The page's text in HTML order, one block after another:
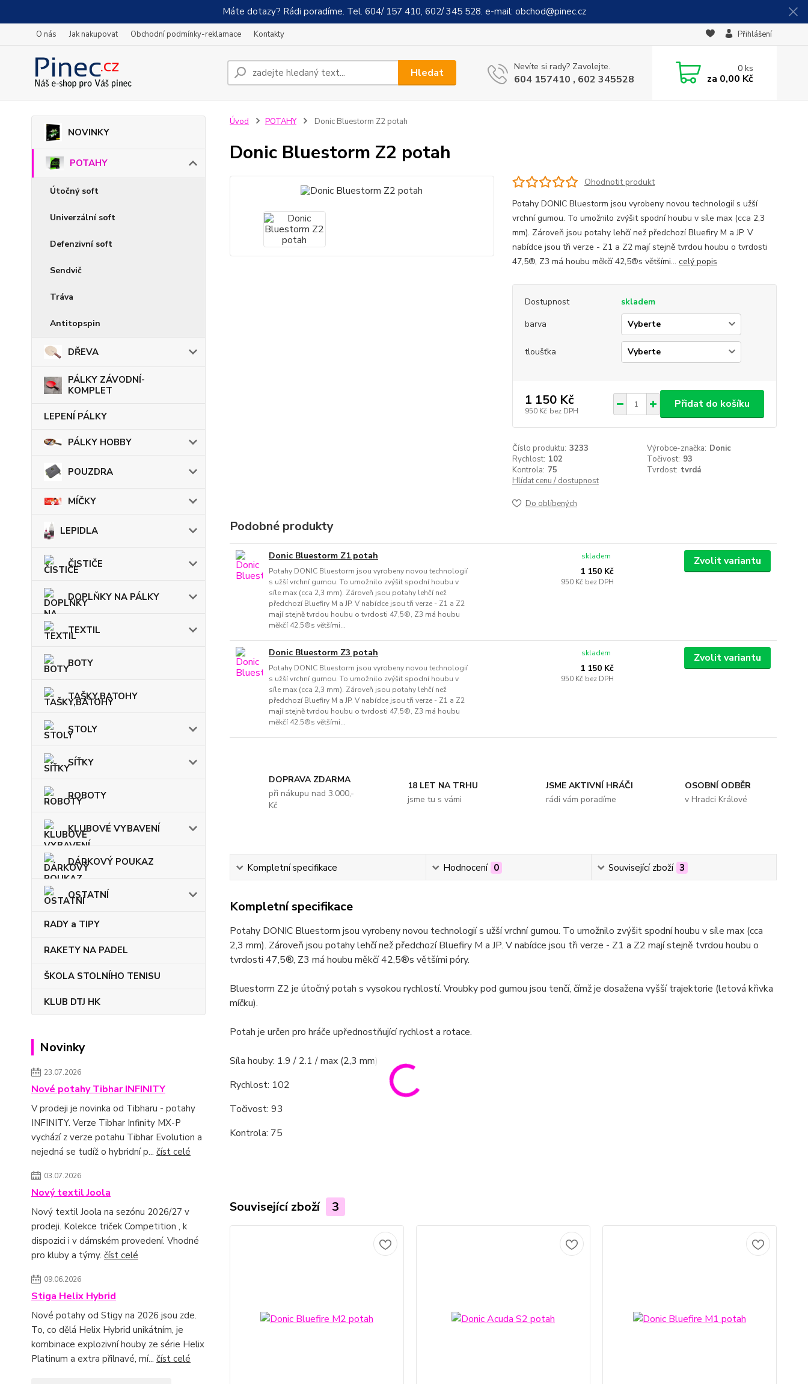
Máte dotazy? Rádi poradíme. Tel. 604/ 157 410, 602/ 345 528. e-mail: obchod@pinec.cz
O nás Jak nakupovat Obchodní podmínky-reklamace Kontakty Přihlášení
Hledat Nevíte si rady? Zavolejte.
604 157410 , 602 345528
0ks
za 0,00 Kč
NOVINKY
POTAHY
Útočný soft
Univerzální soft
Defenzivní soft
Sendvič
Tráva
Antitopspin
DŘEVA
PÁLKY ZÁVODNÍ-
KOMPLET
LEPENÍ PÁLKY
PÁLKY HOBBY
POUZDRA
MÍČKY
LEPIDLA
ČISTIČE
DOPLŇKY NA PÁLKY
TEXTIL
BOTY
TAŠKY,BATOHY
STOLY
SÍŤKY
ROBOTY
KLUBOVÉ VYBAVENÍ
DÁRKOVÝ POUKAZ
OSTATNÍ
RADY a TIPY
RAKETY NA PADEL
ŠKOLA STOLNÍHO TENISU
KLUB DTJ HK
Novinky
23.07.2026
Nové potahy Tibhar INFINITY
V prodeji je novinka od Tibharu - potahy
INFINITY. Verze Tibhar Infinity MX-P
vychází z verze potahu Tibhar Evolution a
nejedná se tudíž o hybridní p... číst celé
03.07.2026
Nový textil Joola
Nový textil Joola na sezónu 2026/27 v
prodeji. Kolekce triček Competition , k
dispozici i v dámském provedení. Vhodné
pro kluby a týmy. číst celé
09.06.2026
Stiga Helix Hybrid
Nové potahy od Stigy na 2026 jsou zde.
To, co dělá Helix Hybrid unikátním, je
kombinace explozivní houby ze série Helix
Platinum a extra přilnavé, mí... číst celé
Úvod POTAHY Donic Bluestorm Z2 potah
Donic Bluestorm Z2 potah
Ohodnotit produkt
Potahy DONIC Bluestorm jsou vyrobeny novou technologií s užší
vrchní gumou. To umožnilo zvýšit spodní houbu v síle max (cca 2,3
mm). Zároveň jsou potahy lehčí než předchozí Bluefiry M a JP. V
nabídce jsou tři verze - Z1 a Z2 mají stejně tvrdou houbu o tvrdosti
47,5®, Z3 má houbu měkčí 42,5®s většími... celý popis
Dostupnost
skladem
barva
tloušťka
1 150 Kč
950 Kč bez DPH
Přidat do košíku
Číslo produktu: 3233 Výrobce-značka: Donic
Rychlost: 102 Točivost: 93
Kontrola: 75 Tvrdost: tvrdá
Hlídat cenu / dostupnost
Do oblíbených
Podobné produkty
Donic Bluestorm Z1 potah
Potahy DONIC Bluestorm jsou vyrobeny novou technologií
s užší vrchní gumou. To umožnilo zvýšit spodní houbu v
síle max (cca 2,3 mm). Zároveň jsou potahy lehčí než
předchozí Bluefiry M a JP. V nabídce jsou tři verze - Z1 a Z2
mají stejně tvrdou houbu o tvrdosti 47,5®, Z3 má houbu
měkčí 42,5®s většími...
1 150 Kč
950 Kč bez DPH
skladem Zvolit variantu
Donic Bluestorm Z3 potah
Potahy DONIC Bluestorm jsou vyrobeny novou technologií
s užší vrchní gumou. To umožnilo zvýšit spodní houbu v
síle max (cca 2,3 mm). Zároveň jsou potahy lehčí než
předchozí Bluefiry M a JP. V nabídce jsou tři verze - Z1 a Z2
mají stejně tvrdou houbu o tvrdosti 47,5®, Z3 má houbu
měkčí 42,5®s většími...
1 150 Kč
950 Kč bez DPH
skladem Zvolit variantu
DOPRAVA ZDARMA
při nákupu nad 3.000,-
Kč
18 LET NA TRHU
jsme tu s vámi
JSME AKTIVNÍ HRÁČI
rádi vám poradíme
OSOBNÍ ODBĚR
v Hradci Králové
Kompletní specifikace Hodnocení 0 Související zboží 3
Kompletní specifikace
Potahy DONIC Bluestorm jsou vyrobeny novou technologií s užší vrchní gumou. To umožnilo zvýšit spodní houbu v síle max (cca
2,3 mm). Zároveň jsou potahy lehčí než předchozí Bluefiry M a JP. V nabídce jsou tři verze - Z1 a Z2 mají stejně tvrdou houbu o
tvrdosti 47,5®, Z3 má houbu měkčí 42,5®s většími póry.
Bluestorm Z2 je útočný potah s vysokou rychlostí. Vroubky pod gumou jsou tenčí, čímž je dosažena vyšší trajektorie (letová křivka
míčku).
Potah je určen pro hráče upřednostňující rychlost a rotace.
Síla houby: 1.9 / 2.1 / max (2,3 mm)
Rychlost: 102
Točivost: 93
Kontrola: 75
Související zboží 3